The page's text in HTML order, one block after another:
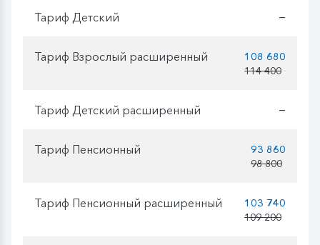
Тариф Детский —
Тариф Взрослый расширенный
108 680
114 400
Тариф Детский расширенный —
Тариф Пенсионный
93 860
98 800
Тариф Пенсионный расширенный
103 740
109 200